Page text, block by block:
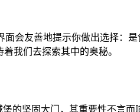
会友善地提示你做出选择：
我们去探索其中的奥秘。
的坚固大门，其重要性不言